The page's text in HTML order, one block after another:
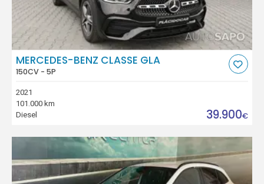
MERCEDES-BENZ CLASSE GLA
150CV - 5P
2021
101.000 km
Diesel
39.900€